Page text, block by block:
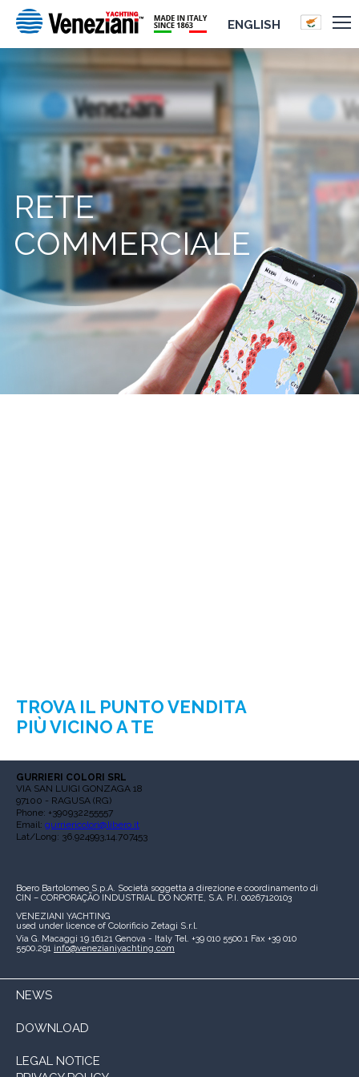
ENGLISH
RETE
COMMERCIALE
TROVA IL PUNTO VENDITA
PIÙ VICINO A TE
GURRIERI COLORI SRL
VIA SAN LUIGI GONZAGA 18
97100 - RAGUSA (RG)
Phone: +390932255557
Email: gurriericolori@libero.it
Lat/Long: 36.924993,14.707453
Boero Bartolomeo S.p.A. Società soggetta a direzione e coordinamento di
CIN – CORPORAÇÃO INDUSTRIAL DO NORTE, S.A. P.I. 00267120103
VENEZIANI YACHTING
used under licence of Colorificio Zetagi S.r.l.
Via G. Macaggi 19 16121 Genova - Italy Tel. +39 010 5500.1 Fax +39 010
5500.291 info@venezianiyachting.com
NEWS
DOWNLOAD
LEGAL NOTICE